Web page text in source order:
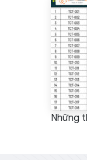
Những